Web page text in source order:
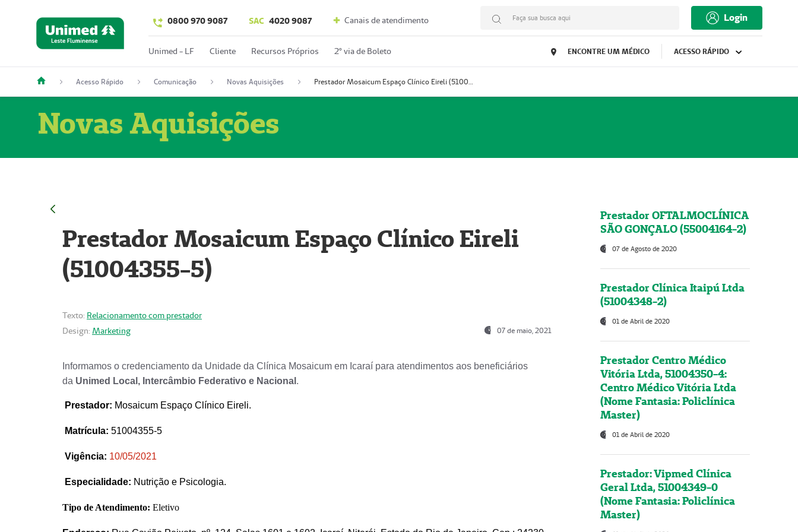
0800 970 9087 SAC 4020 9087 Canais de atendimento Faça sua busca aqui Login
Unimed - LF Cliente Recursos Próprios 2º via de Boleto ENCONTRE UM MÉDICO ACESSO RÁPIDO
Acesso Rápido Comunicação Novas Aquisições Prestador Mosaicum Espaço Clínico Eireli (51004355-5)
Novas Aquisições
Prestador Mosaicum Espaço Clínico Eireli
(51004355-5)
Texto: Relacionamento com prestador
Design: Marketing 07 de maio, 2021
Informamos o credenciamento da Unidade da Clínica Mosaicum em Icaraí para atendimentos aos beneficiários
da Unimed Local, Intercâmbio Federativo e Nacional .
Prestador: Mosaicum Espaço Clínico Eireli.
Matrícula: 51004355-5
Vigência: 10/05/2021
Especialidade: Nutrição e Psicologia.
Tipo de Atendimento: Eletivo
Prestador OFTALMOCLÍNICA
SÃO GONÇALO (55004164-2)
07 de Agosto de 2020
Prestador Clínica Itaipú Ltda
(51004348-2)
01 de Abril de 2020
Prestador Centro Médico
Vitória Ltda, 51004350-4:
Centro Médico Vitória Ltda
(Nome Fantasia: Policlínica
Master)
01 de Abril de 2020
Prestador: Vipmed Clínica
Geral Ltda, 51004349-0
(Nome Fantasia: Policlínica
Master)